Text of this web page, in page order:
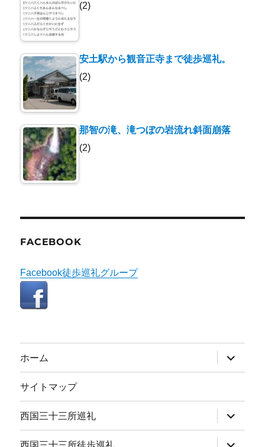
(2)
安土駅から観音正寺まで徒歩巡礼。
(2)
那智の滝、滝つぼの岩流れ斜面崩落
(2)
FACEBOOK
Facebook徒歩巡礼グループ
ホーム
ブ
メ
ー
を
展
開
サイトマップ
西国三十三所巡礼
ブ
メ
ニ
西国三十三所徒歩巡礼